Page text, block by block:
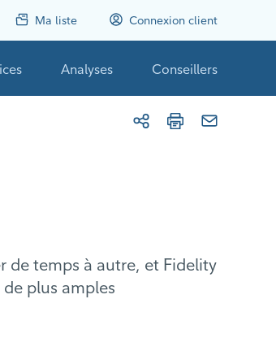
Ma liste Connexion client
Analyses Conseillers
de temps à autre, et Fidelity
plus amples